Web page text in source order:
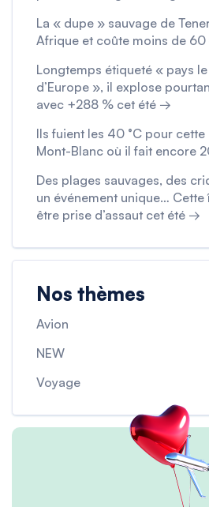
La « dupe » sauvage de
Afrique et coûte moins de
Longtemps étiqueté « pays
d’Europe », il explose
avec +288 % cet été →
Ils fuient les 40 °C pour
Mont-Blanc où il fait encore
Des plages sauvages, des
un événement unique… Cette
être prise d’assaut cet été →
Nos thèmes
Avion
NEW
Voyage